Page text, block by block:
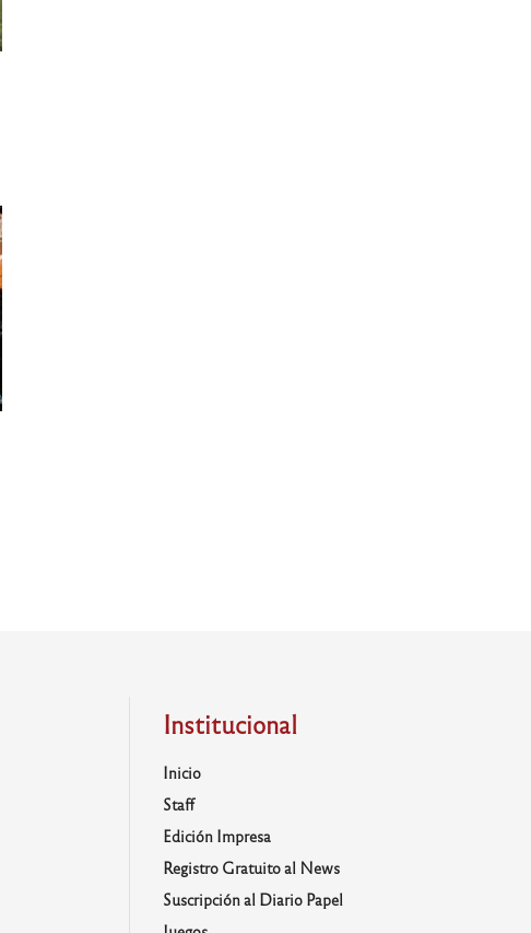
Institucional
Inicio
Staff
Edición Impresa
Registro Gratuito al News
Suscripción al Diario Papel